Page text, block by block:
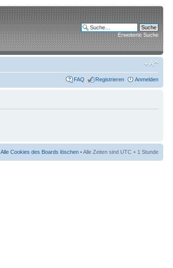
Erweiterte Suche
FAQ Registrieren Anmelden
Alle Cookies des Boards löschen • Alle Zeiten sind UTC + 1 Stunde